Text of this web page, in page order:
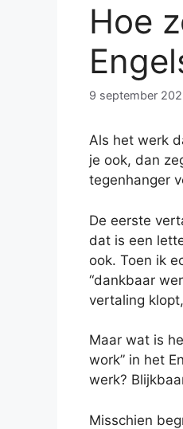
Hoe
9 september
Als het werk
je ook, dan
tegenhanger
De eerste
dat is een
ook. Toen ik
“dankbaar
vertaling
Maar wat is
work” in het
werk?
Misschien